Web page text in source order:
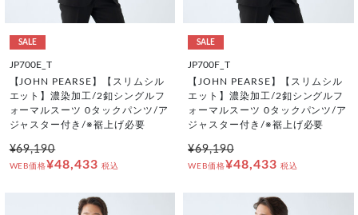
SALE
JP700E_T
【JOHN PEARSE】【スリムシル
エット】濃染加工/2釦シングルフ
ォーマルスーツ 0タックパンツ/ア
ジャスター付き/※裾上げ必要
¥69,190
WEB価格¥48,433 税込
SALE
JP700F_T
【JOHN PEARSE】【スリムシル
エット】濃染加工/2釦シングルフ
ォーマルスーツ 0タックパンツ/ア
ジャスター付き/※裾上げ必要
¥69,190
WEB価格¥48,433 税込